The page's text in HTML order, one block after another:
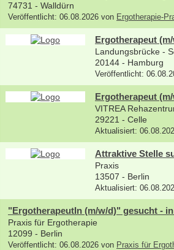
74731 - Walldürn
Veröffentlicht: 06.08.2026 von Ergotherapie-
Ergotherapeut
Landungsbrücke -
20144 - Hamburg
Veröffentlicht:
Ergotherapeut
VITREA
29221 - Celle
Aktualisiert:
Attraktive Stelle
Praxis
13507 - Berlin
Aktualisiert:
"ErgotherapeutIn (m/w/d)" gesucht -
Praxis für Ergotherapie
12099 - Berlin
Veröffentlicht: 06.08.2026 von Praxis für